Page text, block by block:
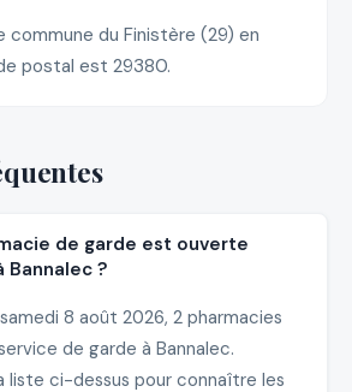
commune du Finistère (29) en
postal est 29380.
de garde est ouverte
Bannalec ?
8 août 2026, 2 pharmacies
de garde à Bannalec.
liste ci-dessus pour connaître les